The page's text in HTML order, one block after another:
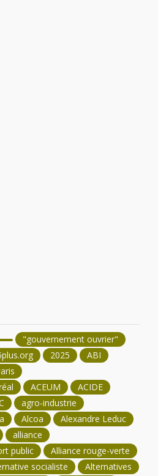
"gouvernement ouvrier"
2025
ABI
ACEUM
ACIDE
agro-industrie
Alcoa
Alexandre Leduc
alliance
public
Alliance rouge-verte
socialiste
Alternatives